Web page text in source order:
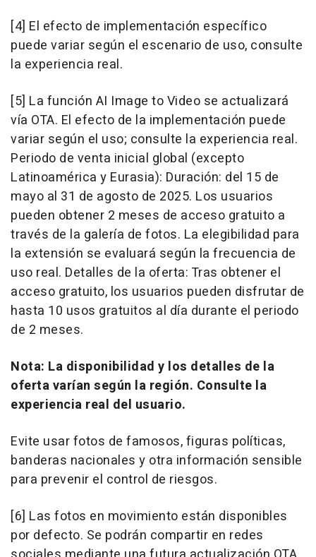
[4] El efecto de implementación específico
puede variar según el escenario de uso, consulte
la experiencia real.
[5] La función AI Image to Video se actualizará
vía OTA. El efecto de la implementación puede
variar según el uso; consulte la experiencia real.
Periodo de venta inicial global (excepto
Latinoamérica y Eurasia): Duración: del 15 de
mayo al 31 de agosto de 2025. Los usuarios
pueden obtener 2 meses de acceso gratuito a
través de la galería de fotos. La elegibilidad para
la extensión se evaluará según la frecuencia de
uso real. Detalles de la oferta: Tras obtener el
acceso gratuito, los usuarios pueden disfrutar de
hasta 10 usos gratuitos al día durante el periodo
de 2 meses.
Nota: La disponibilidad y los detalles de la
oferta varían según la región. Consulte la
experiencia real del usuario.
Evite usar fotos de famosos, figuras políticas,
banderas nacionales y otra información sensible
para prevenir el control de riesgos.
[6] Las fotos en movimiento están disponibles
por defecto. Se podrán compartir en redes